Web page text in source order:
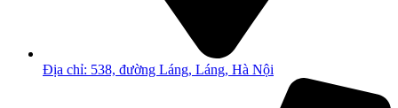
Địa chỉ: 538, đường Láng, Láng, Hà Nội